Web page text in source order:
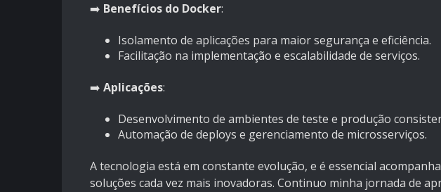
➡️ Benefícios do Docker:
Isolamento de aplicações para maior segurança e eficiência.
Facilitação na implementação e escalabilidade de serviços.
➡️ Aplicações:
Desenvolvimento de ambientes de teste e produção
Automação de deploys e gerenciamento de microsserviços.
A tecnologia está em constante evolução, e é essencial
soluções cada vez mais inovadoras. Continuo minha jornada de